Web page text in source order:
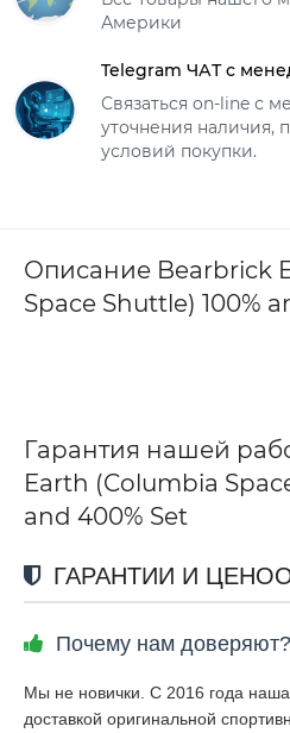
Америки
Telegram ЧАТ с
Связаться on-line с
уточнения наличия,
условий покупки.
Описание Bearbrick
Space Shuttle) 100%
Гарантия нашей
Earth (Columbia
and 400% Set
ГАРАНТИИ И
Почему нам доверяют?
Мы не новички. С 2016 года
доставкой оригинальной